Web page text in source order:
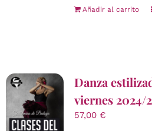
Añadir al carrito
Danza
viernes 2024/
57,00 €